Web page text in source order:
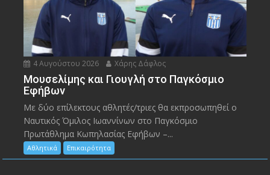
4 Αυγούστου 2026 Χάρης Δάφλος
Μουσελίμης και Γιουγλή στο Παγκόσμιο
Εφήβων
Mε δύο επίλεκτους αθλητές/τριες θα εκπροσωπηθεί ο
Ναυτικός Όμιλος Ιωαννίνων στο Παγκόσμιο
Πρωτάθλημα Κωπηλασίας Εφήβων –...
Αθλητικά Επικαιρότητα